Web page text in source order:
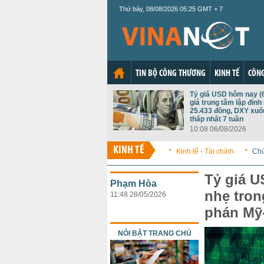
Thứ bảy, 08/08/2026 05:25 GMT + 7
TIN BỘ CÔNG THƯƠNG KINH TẾ
Tỷ giá USD hôm nay
giá trung tâm lập
25.433 đồng, DXY
thấp nhất 7 tuần
10:08 06/08/2026
KINH TẾ Kinh tế - Tài chính
Tỷ giá
nhẹ
phán
Phạm Hòa
11:48 28/05/2026
NỔI BẬT TRANG CHỦ